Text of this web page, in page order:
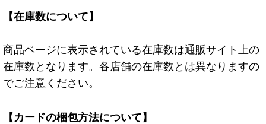
【在庫数について】
商品ページに表示されている在庫数は通販サイト上の
在庫数となります。各店舗の在庫数とは異なりますの
でご注意ください。
【カードの梱包方法について】